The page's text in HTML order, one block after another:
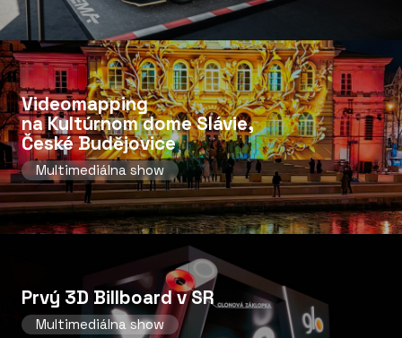
Videomapping
na Kultúrnom dome Slávie,
České Budějovice
Multimediálna show
Prvý 3D Billboard v SR
Multimediálna show